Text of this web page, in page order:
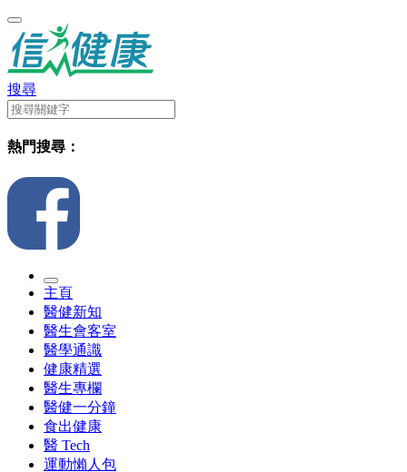
搜尋
熱門搜尋：
主頁
醫健新知
醫生會客室
醫學通識
健康精選
醫生專欄
醫健一分鐘
食出健康
醫 Tech
運動懶人包